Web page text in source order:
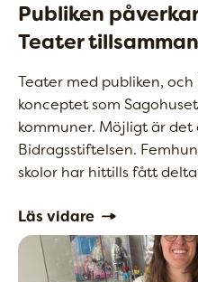
Publiken
Teater
Teater med publiken,
konceptet som
kommuner. Möjligt är det
Bidragsstiftelsen.
skolor har hittills fått
Läs vidare